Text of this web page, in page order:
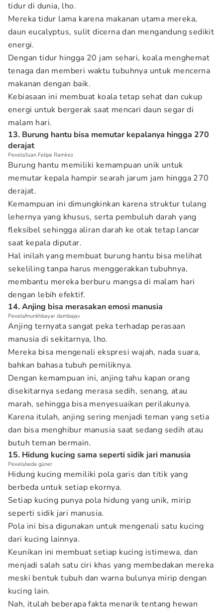
tidur di dunia, lho.
Mereka tidur lama karena makanan utama mereka,
daun eucalyptus, sulit dicerna dan mengandung sedikit
energi.
Dengan tidur hingga 20 jam sehari, koala menghemat
tenaga dan memberi waktu tubuhnya untuk mencerna
makanan dengan baik.
Kebiasaan ini membuat koala tetap sehat dan cukup
energi untuk bergerak saat mencari daun segar di
malam hari.
13. Burung hantu bisa memutar kepalanya hingga 270
derajat
Pexels/Juan Felipe Ramírez
Burung hantu memiliki kemampuan unik untuk
memutar kepala hampir searah jarum jam hingga 270
derajat.
Kemampuan ini dimungkinkan karena struktur tulang
lehernya yang khusus, serta pembuluh darah yang
fleksibel sehingga aliran darah ke otak tetap lancar
saat kepala diputar.
Hal inilah yang membuat burung hantu bisa melihat
sekeliling tanpa harus menggerakkan tubuhnya,
membantu mereka berburu mangsa di malam hari
dengan lebih efektif.
14. Anjing bisa merasakan emosi manusia
Pexels/munkhbayar dambajav
Anjing ternyata sangat peka terhadap perasaan
manusia di sekitarnya, lho.
Mereka bisa mengenali ekspresi wajah, nada suara,
bahkan bahasa tubuh pemiliknya.
Dengan kemampuan ini, anjing tahu kapan orang
disekitarnya sedang merasa sedih, senang, atau
marah, sehingga bisa menyesuaikan perilakunya.
Karena itulah, anjing sering menjadi teman yang setia
dan bisa menghibur manusia saat sedang sedih atau
butuh teman bermain.
15. Hidung kucing sama seperti sidik jari manusia
Pexels/seda güner
Hidung kucing memiliki pola garis dan titik yang
berbeda untuk setiap ekornya.
Setiap kucing punya pola hidung yang unik, mirip
seperti sidik jari manusia.
Pola ini bisa digunakan untuk mengenali satu kucing
dari kucing lainnya.
Keunikan ini membuat setiap kucing istimewa, dan
menjadi salah satu ciri khas yang membedakan mereka
meski bentuk tubuh dan warna bulunya mirip dengan
kucing lain.
Nah, itulah beberapa fakta menarik tentang hewan